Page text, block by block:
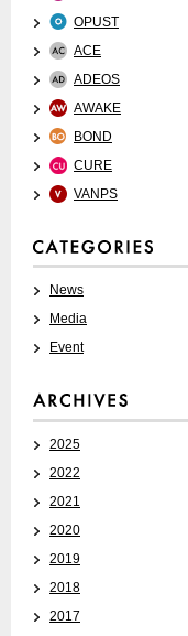
OPUST
ACE
ADEOS
AWAKE
BOND
CURE
VANPS
News
Media
Event
2025
2022
2021
2020
2019
2018
2017